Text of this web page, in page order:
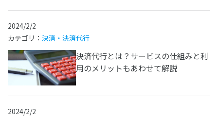
2024/2/2
カテゴリ： 決済・決済代行
決済代行とは？サービスの仕組みと利
用のメリットもあわせて解説
2024/2/2